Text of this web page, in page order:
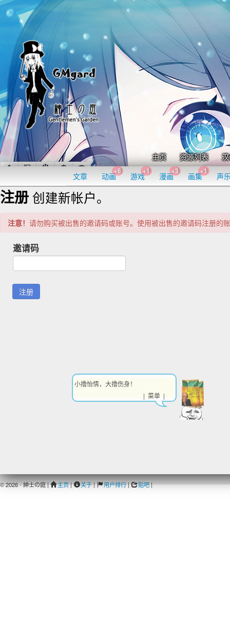
主页 资源列表
文章 动画
+6
游戏
+1
漫画
+3
画集
+1
声
注册 创建新帐户。
注意！ 请勿购买被出售的邀请码或账号。使用被出售的邀请码注册的
邀请码
© 2026 - 紳士の庭 | 主页| 关于| 用户排行| 贴吧|
小撸怡情，大撸伤身！
| 菜单 |